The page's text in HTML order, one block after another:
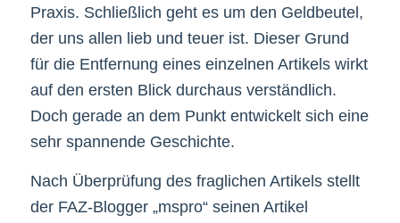
Praxis. Schließlich geht es um den Geldbeutel,
der uns allen lieb und teuer ist. Dieser Grund
für die Entfernung eines einzelnen Artikels wirkt
auf den ersten Blick durchaus verständlich.
Doch gerade an dem Punkt entwickelt sich eine
sehr spannende Geschichte.
Nach Überprüfung des fraglichen Artikels stellt
der FAZ-Blogger „mspro“ seinen Artikel